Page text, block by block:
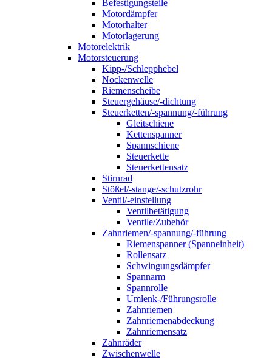
Befestigungsteile
Motordämpfer
Motorhalter
Motorlagerung
Motorelektrik
Motorsteuerung
Kipp-/Schlepphebel
Nockenwelle
Riemenscheibe
Steuergehäuse/-dichtung
Steuerketten/-spannung/-führung
Gleitschiene
Kettenspanner
Spannschiene
Steuerkette
Steuerkettensatz
Stirnrad
Stößel/-stange/-schutzrohr
Ventil/-einstellung
Ventilbetätigung
Ventile/Zubehör
Zahnriemen/-spannung/-führung
Riemenspanner (Spanneinheit)
Rollensatz
Schwingungsdämpfer
Spannarm
Spannrolle
Umlenk-/Führungsrolle
Zahnriemen
Zahnriemenabdeckung
Zahnriemensatz
Zahnräder
Zwischenwelle